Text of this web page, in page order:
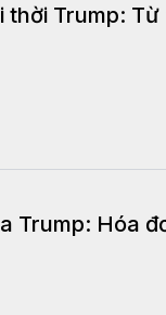
Trump: Từ
Trump: Hóa